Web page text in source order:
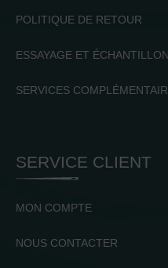
POLITIQUE DE RETOUR
ESSAYAGE ET ÉCHANTILLON
SERVICES
SERVICE CLIENT
MON COMPTE
NOUS CONTACTER